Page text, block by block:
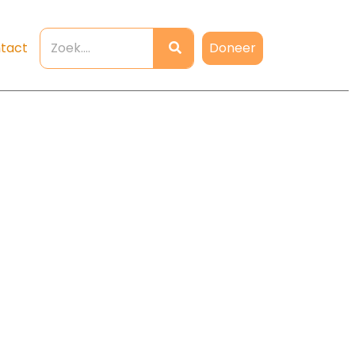
Doneer